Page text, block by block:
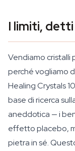
I limiti,
Vendiamo cristalli
perché vogliamo
Healing Crystals
base di ricerca
aneddotica — i
effetto placebo,
pietra in sé.